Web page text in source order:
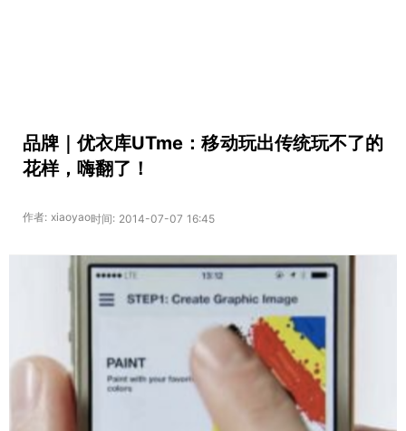
品牌｜优衣库UTme：移动玩出传统玩不了的
花样，嗨翻了！
作者: xiaoyao时间: 2014-07-07 16:45